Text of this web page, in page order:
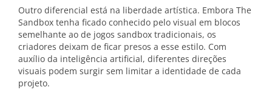
Outro diferencial está na liberdade artística. Embora The
Sandbox tenha ficado conhecido pelo visual em blocos
semelhante ao de jogos sandbox tradicionais, os
criadores deixam de ficar presos a esse estilo. Com
auxílio da inteligência artificial, diferentes direções
visuais podem surgir sem limitar a identidade de cada
projeto.